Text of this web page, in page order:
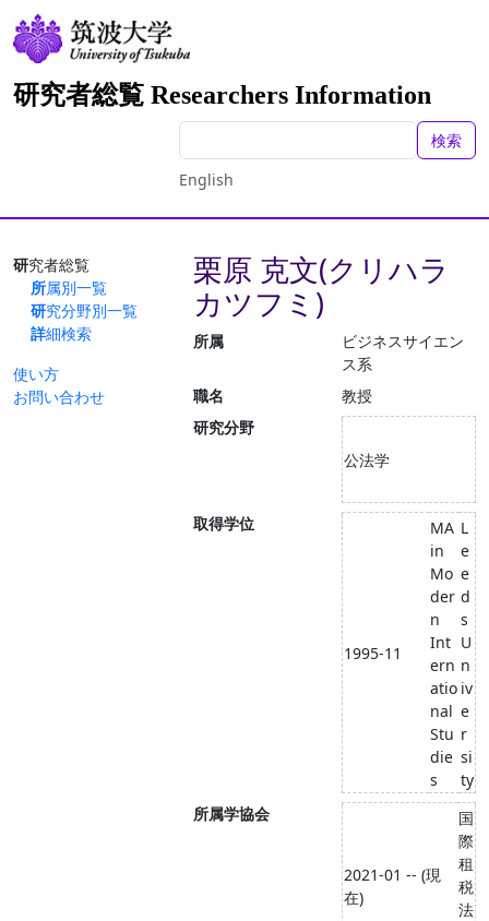
研究者総覧 Researchers Information
検索
English
研究者総覧
所属別一覧
研究分野別一覧
詳細検索
使い方
お問い合わせ
栗原 克文(クリハラ
カツフミ)
所属
ビジネスサイエン
ス系
職名
教授
研究分野
公法学
取得学位
1995-11
MA
in
Mo
der
n
Int
ern
atio
nal
Stu
die
s
L
e
e
d
s
U
n
iv
e
r
si
ty
所属学協会
2021-01 -- (現
在)
国
際
租
税
法